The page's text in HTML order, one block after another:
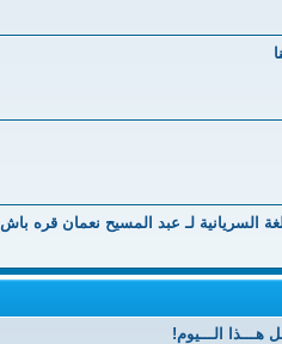
السريانية لـ عبد المسيح نعمان قره باش
هـــذا الـــيوم!